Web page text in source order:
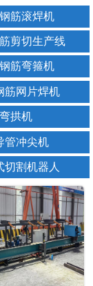
筋滚焊机
剪切生产线
筋弯箍机
筋网片焊机
弯拱机
管冲尖机
切割机器人